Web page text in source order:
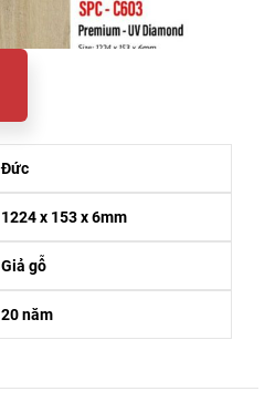
Đức
1224 x 153 x 6mm
Giả gỗ
20 năm